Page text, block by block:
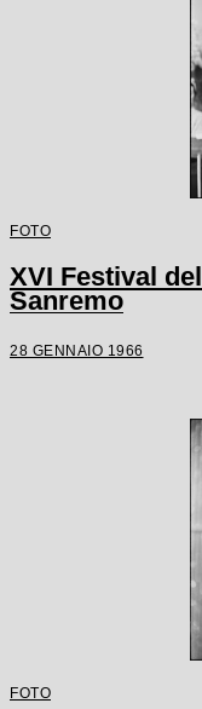
FOTO
XVI Festival
Sanremo
28 GENNAIO 1966
FOTO